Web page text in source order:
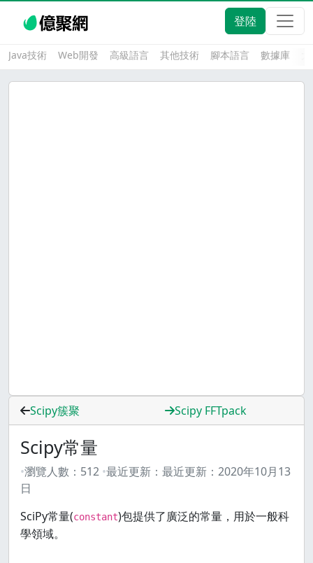
登陸
Java技術 Web開發 高級語言 其他技術 腳本語言 數據庫
Scipy簇聚 Scipy FFTpack
Scipy常量
瀏覽人數： 512 最近更新： 最近更新： 2020年10月13
日
SciPy常量(constant)包提供了廣泛的常量，用於一般科
學領域。